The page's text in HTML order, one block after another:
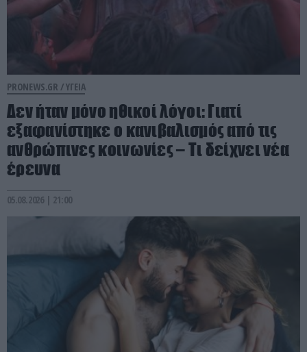
PRONEWS.GR /ΥΓΕΙΑ
Δεν ήταν μόνο ηθικοί λόγοι: Γιατί
εξαφανίστηκε ο κανιβαλισμός από τις
ανθρώπινες κοινωνίες – Τι δείχνει νέα
έρευνα
05.08.2026 | 21:00